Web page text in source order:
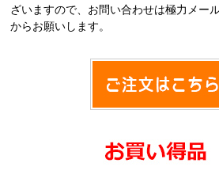
ざいますので、お問い合わせは極力メー
からお願いします。